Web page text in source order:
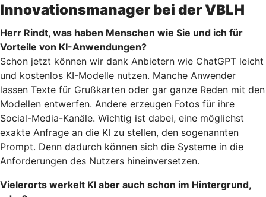
Innovationsmanager bei der VBLH
Herr Rindt, was haben Menschen wie Sie und ich für
Vorteile von KI-Anwendungen?
Schon jetzt können wir dank Anbietern wie ChatGPT leicht
und kostenlos KI-Modelle nutzen. Manche Anwender
lassen Texte für Grußkarten oder gar ganze Reden mit den
Modellen entwerfen. Andere erzeugen Fotos für ihre
Social-Media-Kanäle. Wichtig ist dabei, eine möglichst
exakte Anfrage an die KI zu stellen, den sogenannten
Prompt. Denn dadurch können sich die Systeme in die
Anforderungen des Nutzers hineinversetzen.
Vielerorts werkelt KI aber auch schon im Hintergrund,